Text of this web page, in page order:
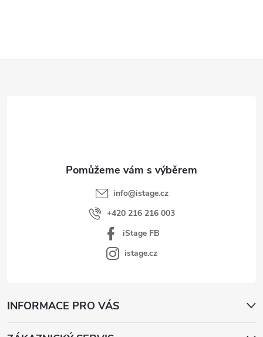
info@istage.cz
+420 216 216 003
iStage FB
istage.cz
INFORMACE PRO VÁS